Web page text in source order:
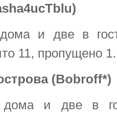
и две в
11, пропущено 1.
(Bobroff*)
и две в